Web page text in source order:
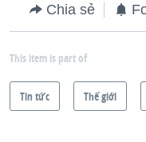
Chia sẻ
This item is part of
Tin tức Thế giới